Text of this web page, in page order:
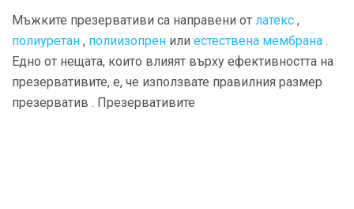
Мъжките презервативи са направени от латекс ,
полиуретан , полиизопрен или естествена мембрана .
Едно от нещата, които влияят върху ефективността на
презервативите, е, че използвате правилния размер
презерватив . Презервативите